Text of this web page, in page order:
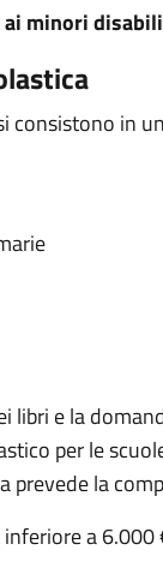
minori
in
libri e la
per le
prevede la
a 6.000